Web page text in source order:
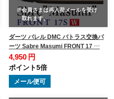
※会員さまは再入荷メールを受け
取れます。
ダーツ バレル DMC バトラス交換パ
ーツ Sabre Masumi FRONT 17 …
4,950 円
ポイント5倍
メール便可